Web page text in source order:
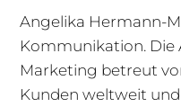
Angelika Hermann-
Kommunikation. Die
Marketing betreut
Kunden weltweit